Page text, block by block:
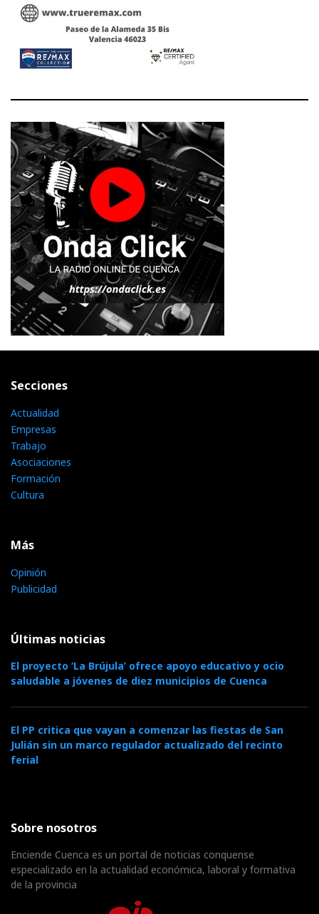
Secciones
Actualidad
Empresas
Trabajo
Asociaciones
Formación
Cultura
Más
Opinión
Publicidad
Últimas noticias
El proyecto ‘La Brújula’ ofrece apoyo educativo y ocio
saludable a jóvenes de diez municipios de Cuenca
El PP critica que vayan a comenzar las fiestas de San
Julián sin un marco regulador actualizado del recinto
ferial
Sobre nosotros
Enciende Cuenca es un portal de noticias conquense
especializado en la actualidad económica, laboral y formativa
de la provincia